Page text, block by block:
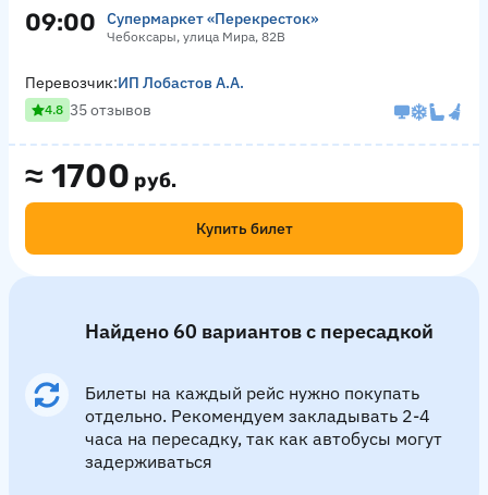
09:00 Супермаркет «Перекресток»
Чебоксары, улица Мира, 82В
≈ 1700 руб.
Купить билет
Перевозчик:ИП Лобастов А.А.
4.8 35 отзывов
Найдено 60 вариантов с пересадкой
Билеты на каждый рейс нужно покупать
отдельно. Рекомендуем закладывать 2-4
часа на пересадку, так как автобусы могут
задерживаться